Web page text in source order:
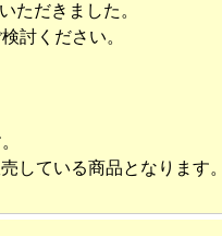
ただきました。
討ください。
している商品となります。